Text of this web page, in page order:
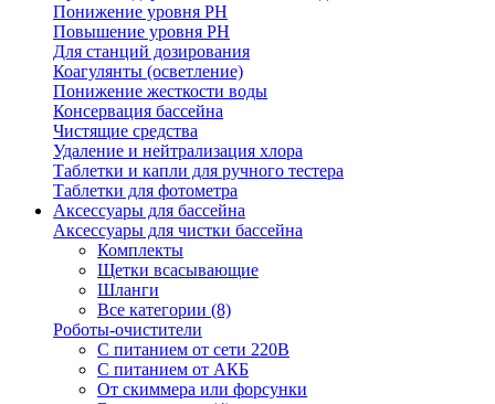
Понижение уровня РН
Повышение уровня РН
Для станций дозирования
Коагулянты (осветление)
Понижение жесткости воды
Консервация бассейна
Чистящие средства
Удаление и нейтрализация хлора
Таблетки и капли для ручного тестера
Таблетки для фотометра
Аксессуары для бассейна
Аксессуары для чистки бассейна
Комплекты
Щетки всасывающие
Шланги
Все категории (8)
Роботы-очистители
С питанием от сети 220В
С питанием от АКБ
От скиммера или форсунки